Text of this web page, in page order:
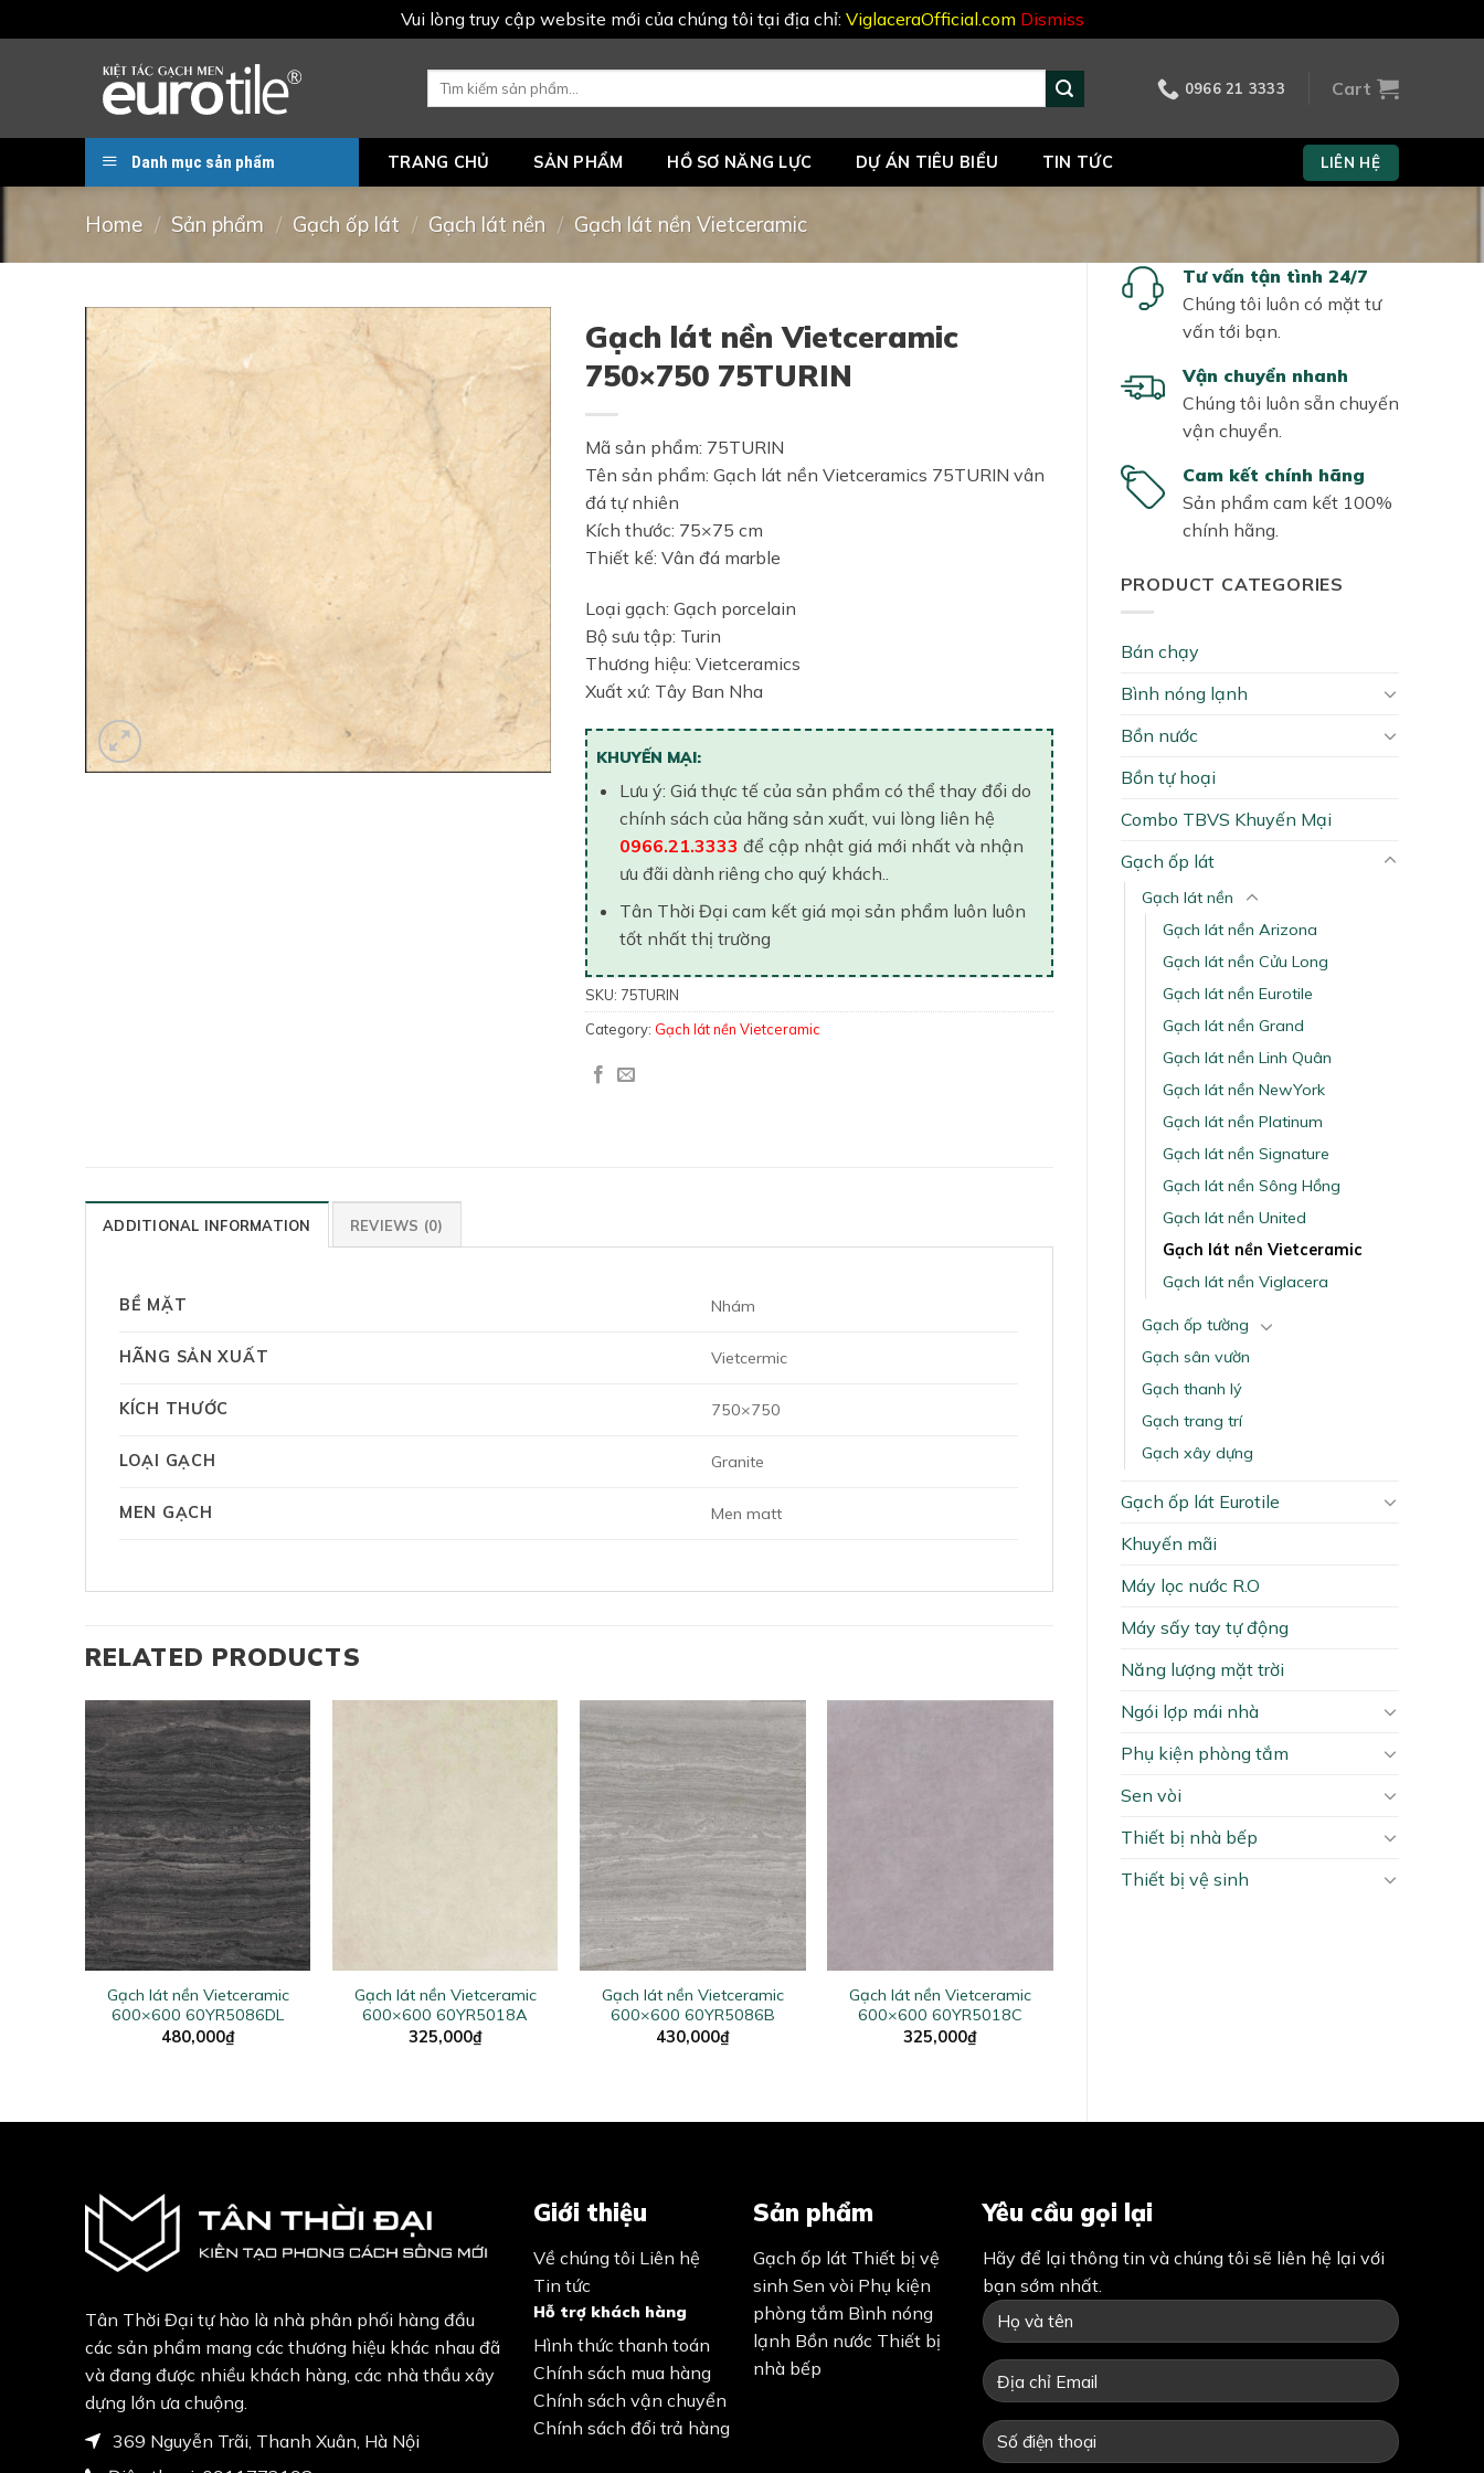
Vui lòng truy cập website mới của chúng tôi tại địa chỉ: ViglaceraOfficial.com Dismiss
Search
0966 21 3333 Cart
Danh mục sản phẩm TRANG CHỦ SẢN PHẨM HỒ SƠ NĂNG LỰC DỰ ÁN TIÊU BIỂU TIN TỨC LIÊN HỆ
Home / Sản phẩm / Gạch ốp lát / Gạch lát nền / Gạch lát nền Vietceramic
Tư vấn tận tình 24/7
Chúng tôi luôn có mặt tư
vấn tới bạn.
Vận chuyển nhanh
Chúng tôi luôn sẵn chuyến
vận chuyển.
Cam kết chính hãng
Sản phẩm cam kết 100%
chính hãng.
PRODUCT CATEGORIES
Bán chạy
Bình nóng lạnh
Bồn nước
Bồn tự hoại
Combo TBVS Khuyến Mại
Gạch ốp lát
Gạch lát nền
Gạch lát nền Arizona
Gạch lát nền Cửu Long
Gạch lát nền Eurotile
Gạch lát nền Grand
Gạch lát nền Linh Quân
Gạch lát nền NewYork
Gạch lát nền Platinum
Gạch lát nền Signature
Gạch lát nền Sông Hồng
Gạch lát nền United
Gạch lát nền Vietceramic
Gạch lát nền Viglacera
Gạch ốp tường
Gạch sân vườn
Gạch thanh lý
Gạch trang trí
Gạch xây dựng
Gạch ốp lát Eurotile
Khuyến mãi
Máy lọc nước R.O
Máy sấy tay tự động
Năng lượng mặt trời
Ngói lợp mái nhà
Phụ kiện phòng tắm
Sen vòi
Thiết bị nhà bếp
Thiết bị vệ sinh
Gạch lát nền Vietceramic
750×750 75TURIN
Mã sản phẩm: 75TURIN
Tên sản phẩm: Gạch lát nền Vietceramics 75TURIN vân
đá tự nhiên
Kích thước: 75×75 cm
Thiết kế: Vân đá marble
Loại gạch: Gạch porcelain
Bộ sưu tập: Turin
Thương hiệu: Vietceramics
Xuất xứ: Tây Ban Nha
KHUYẾN MẠI:
Lưu ý: Giá thực tế của sản phẩm có thể thay đổi do
chính sách của hãng sản xuất, vui lòng liên hệ
0966.21.3333 để cập nhật giá mới nhất và nhận
ưu đãi dành riêng cho quý khách..
Tân Thời Đại cam kết giá mọi sản phẩm luôn luôn
tốt nhất thị trường
SKU: 75TURIN
Category: Gạch lát nền Vietceramic
ADDITIONAL INFORMATION REVIEWS (0)
BỀ MẶT Nhám
HÃNG SẢN XUẤT Vietcermic
KÍCH THƯỚC 750×750
LOẠI GẠCH Granite
MEN GẠCH Men matt
RELATED PRODUCTS
+
Gạch lát nền Vietceramic
600×600 60YR5086DL
480,000₫
Gạch lát nền Vietceramic
600×600 60YR5018A
325,000₫
+
Gạch lát nền Vietceramic
600×600 60YR5086B
430,000₫
Gạch lát nền Vietceramic
600×600 60YR5018C
325,000₫
Tân Thời Đại tự hào là nhà phân phối hàng đầu
các sản phẩm mang các thương hiệu khác nhau đã
và đang được nhiều khách hàng, các nhà thầu xây
dựng lớn ưa chuộng.
369 Nguyễn Trãi, Thanh Xuân, Hà Nội
Giới thiệu
Về chúng tôi Liên hệ
Tin tức
Hỗ trợ khách hàng
Hình thức thanh toán
Chính sách mua hàng
Chính sách vận chuyển
Chính sách đổi trả hàng
Sản phẩm
Gạch ốp lát Thiết bị vệ
sinh Sen vòi Phụ kiện
phòng tắm Bình nóng
lạnh Bồn nước Thiết bị
nhà bếp
Yêu cầu gọi lại
Hãy để lại thông tin và chúng tôi sẽ liên hệ lại với
bạn sớm nhất.